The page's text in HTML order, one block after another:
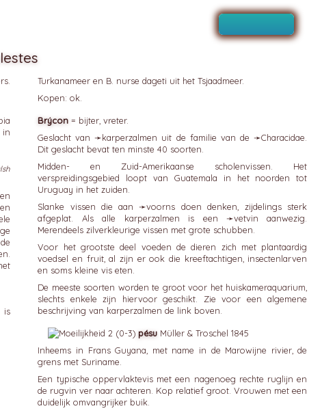
.
is
Turkanameer en B. nurse dageti uit het Tsjaadmeer.
Kopen: ok.
Brýcon = bijter, vreter.
Geslacht van ➛karperzalmen uit de familie van de ➛Characidae
Dit geslacht bevat ten minste 40 soorten.
Midden- en Zuid-Amerikaanse scholenvissen. Het
verspreidingsgebied loopt van Guatemala in het noorden tot
Uruguay in het zuiden.
Slanke vissen die aan ➛voorns doen denken, zijdelings sterk
afgeplat. Als alle karperzalmen is een ➛vetvin aanwezig.
Merendeels zilverkleurige vissen met grote schubben.
Voor het grootste deel voeden de dieren zich met plantaardig
voedsel en fruit, al zijn er ook die kreeftachtigen, insectenlarven
en soms kleine vis eten.
De meeste soorten worden te groot voor het huiskameraquarium,
slechts enkele zijn hiervoor geschikt. Zie voor een algemene
beschrijving van karperzalmen de link boven.
pésu Müller & Troschel 1845
Inheems in Frans Guyana, met name in de Marowijne rivier, de
grens met Suriname.
Een typische oppervlaktevis met een nagenoeg rechte ruglijn en
de rugvin ver naar achteren. Kop relatief groot. Vrouwen met een
duidelijk omvangrijker buik.